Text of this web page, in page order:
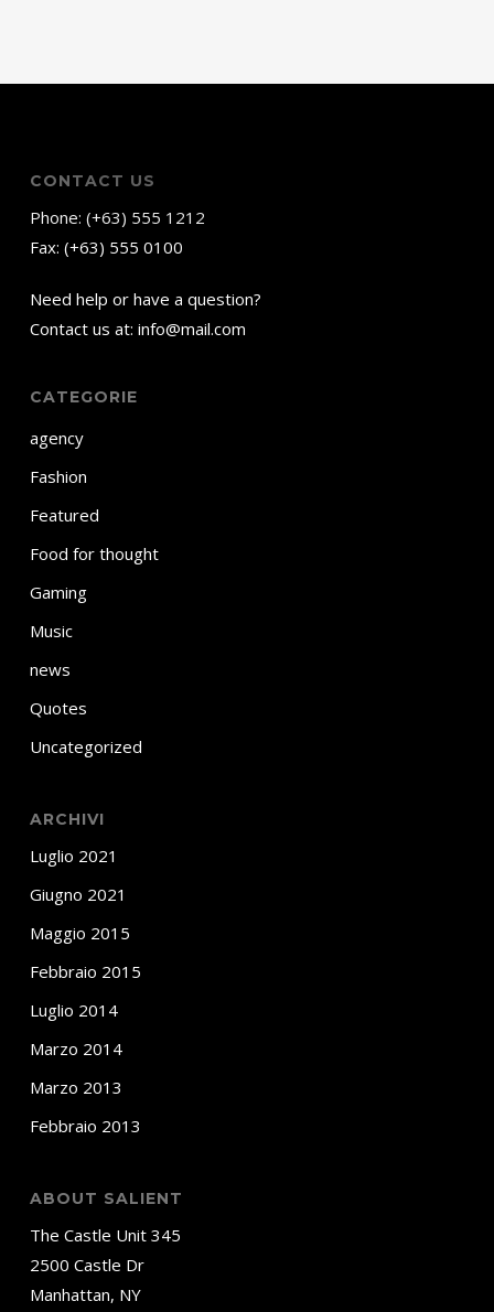
CONTACT US
Phone: (+63) 555 1212
Fax: (+63) 555 0100
Need help or have a question?
Contact us at: info@mail.com
CATEGORIE
agency
Fashion
Featured
Food for thought
Gaming
Music
news
Quotes
Uncategorized
ARCHIVI
Luglio 2021
Giugno 2021
Maggio 2015
Febbraio 2015
Luglio 2014
Marzo 2014
Marzo 2013
Febbraio 2013
ABOUT SALIENT
The Castle Unit 345
2500 Castle Dr
Manhattan, NY